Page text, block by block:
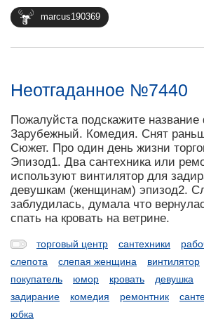
marcus190369
Неотгаданное №7440
Пожалуйста подскажите
Зарубежный. Комедия. Снят
Сюжет. Про один день жизни
Эпизод1. Два сантехника или
используют винтилятор для
девушкам (женщинам) эпизод2.
заблудилась, думала что
спать на кровать на ветрине.
торговый центр сантехники
слепота
слепая женщина винтилятор
покупатель
юмор кровать девушка
задирание
комедия ремонтник
юбка